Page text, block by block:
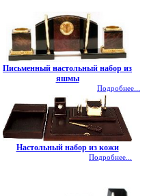
Письменный настольный набор из
яшмы
Подробнее...
Настольный набор из кожи
Подробнее...